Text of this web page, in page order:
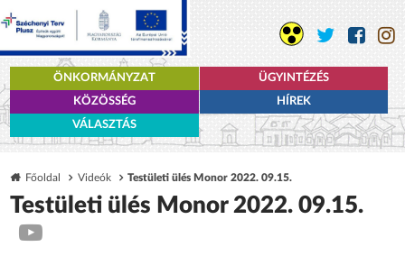
ÖNKORMÁNYZAT
ÜGYINTÉZÉS
KÖZÖSSÉG
HÍREK
VÁLASZTÁS
Főoldal Videók Testületi ülés Monor 2022. 09.15.
Testületi ülés Monor 2022. 09.15.